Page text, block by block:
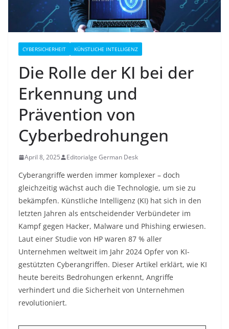
CYBERSICHERHEIT KÜNSTLICHE INTELLIGENZ
Die Rolle der KI bei der
Erkennung und
Prävention von
Cyberbedrohungen
April 8, 2025 Editorialge German Desk
Cyberangriffe werden immer komplexer – doch
gleichzeitig wächst auch die Technologie, um sie zu
bekämpfen. Künstliche Intelligenz (KI) hat sich in den
letzten Jahren als entscheidender Verbündeter im
Kampf gegen Hacker, Malware und Phishing erwiesen.
Laut einer Studie von HP waren 87 % aller
Unternehmen weltweit im Jahr 2024 Opfer von KI-
gestützten Cyberangriffen. Dieser Artikel erklärt, wie KI
heute bereits Bedrohungen erkennt, Angriffe
verhindert und die Sicherheit von Unternehmen
revolutioniert.